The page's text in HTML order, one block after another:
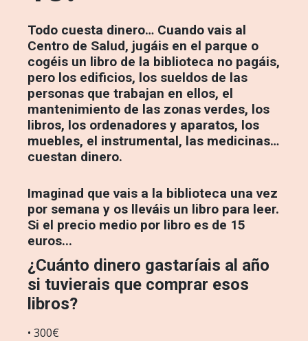
Todo cuesta dinero… Cuando vais al
Centro de Salud, jugáis en el parque o
cogéis un libro de la biblioteca no pagáis,
pero los edificios, los sueldos de las
personas que trabajan en ellos, el
mantenimiento de las zonas verdes, los
libros, los ordenadores y aparatos, los
muebles, el instrumental, las medicinas…
cuestan dinero.
Imaginad que vais a la biblioteca una vez
por semana y os lleváis un libro para leer.
Si el precio medio por libro es de 15
euros...
¿Cuánto dinero gastaríais al año
si tuvierais que comprar esos
libros?
• 300€